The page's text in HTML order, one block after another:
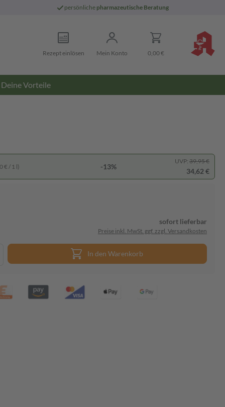
persönliche pharmazeutische Beratung
Rezept einlösen Mein Konto 0,00 €
Deine Vorteile
€ / 1 l) -13%
UVP: 39,95 €
34,62 €
sofort lieferbar
Preise inkl. MwSt. ggf. zzgl. Versandkosten
In den Warenkorb